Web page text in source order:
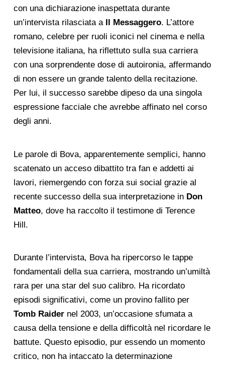
con una dichiarazione inaspettata durante
un’intervista rilasciata a
Il Messaggero. L’attore
romano, celebre per ruoli iconici nel cinema e nella
televisione italiana, ha riflettuto sulla sua carriera
con una sorprendente dose di autoironia, affermando
di non essere un grande talento della recitazione.
Per lui, il successo sarebbe dipeso da una singola
espressione facciale che avrebbe affinato nel corso
degli anni.
Le parole di Bova, apparentemente semplici, hanno
scatenato un acceso dibattito tra fan e addetti ai
lavori, riemergendo con forza sui social grazie al
recente successo della sua interpretazione in Don
Matteo, dove ha raccolto il testimone di Terence
Hill.
Durante l’intervista, Bova ha ripercorso le tappe
fondamentali della sua carriera, mostrando un’umiltà
rara per una star del suo calibro. Ha ricordato
episodi significativi, come un provino fallito per
Tomb Raidernel 2003, un’occasione sfumata a
causa della tensione e della difficoltà nel ricordare le
battute. Questo episodio, pur essendo un momento
critico, non ha intaccato la determinazione